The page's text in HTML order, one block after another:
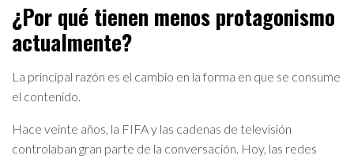
¿Por qué tienen menos protagonismo
actualmente?
La principal razón es el cambio en la forma en que se consume
el contenido.
Hace veinte años, la FIFA y las cadenas de televisión
controlaban gran parte de la conversación. Hoy, las redes